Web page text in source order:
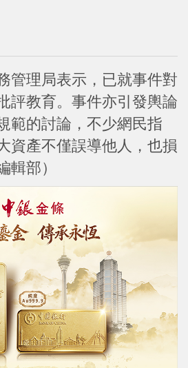
管理局表示，已就事件對
評教育。事件亦引發輿論
範的討論，不少網民指
資產不僅誤導他人，也損
輯部）